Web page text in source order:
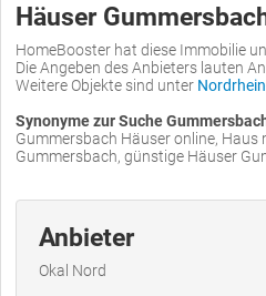
Häuser
HomeBooster hat diese Immobilie
Die Angeben des Anbieters lauten
Weitere Objekte sind unter
Synonyme zur Suche
Gummersbach Häuser online, Haus
Gummersbach, günstige Häuser
Anbieter
Okal Nord